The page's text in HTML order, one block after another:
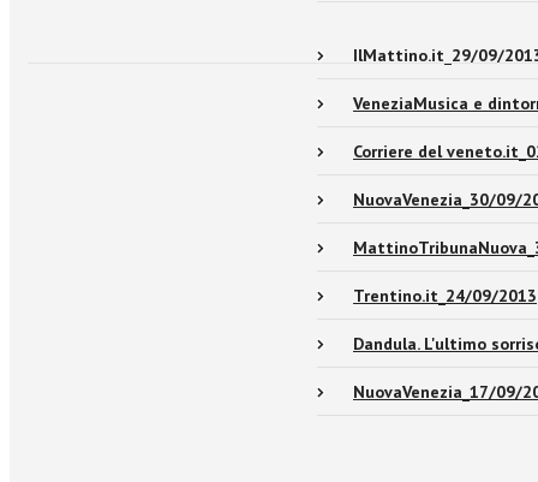
IlMattino.it_29/09/
VeneziaMusica e
Corriere del
NuovaVenezia_30/09/
Trentino.it_24/09/2013
Dandula. L'ultimo
NuovaVenezia_17/09/